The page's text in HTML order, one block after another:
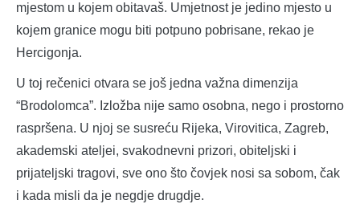
mjestom u kojem obitavaš. Umjetnost je jedino mjesto u
kojem granice mogu biti potpuno pobrisane, rekao je
Hercigonja.
U toj rečenici otvara se još jedna važna dimenzija
“Brodolomca”. Izložba nije samo osobna, nego i prostorno
raspršena. U njoj se susreću Rijeka, Virovitica, Zagreb,
akademski ateljei, svakodnevni prizori, obiteljski i
prijateljski tragovi, sve ono što čovjek nosi sa sobom, čak
i kada misli da je negdje drugdje.